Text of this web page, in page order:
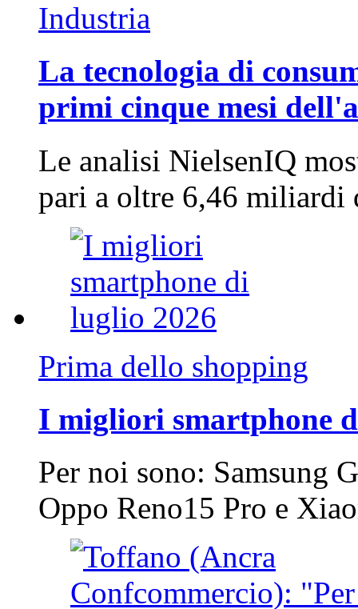
Industria
La tecnologia di
primi cinque mesi
Le analisi NielsenIQ
pari a oltre 6,46
Prima dello shopping
I migliori smartphone
Per noi sono: Samsung
Oppo Reno15 Pro e